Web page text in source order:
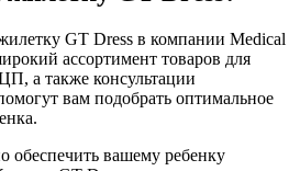
GT Dress в компании Medical
ассортимент товаров для
а также консультации
вам подобрать оптимальное
вашему ребенку